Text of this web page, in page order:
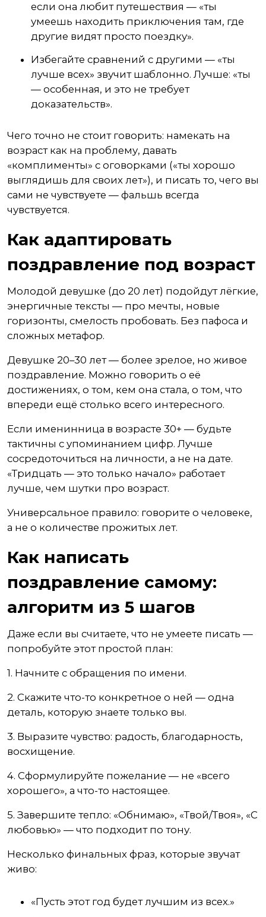
если она любит путешествия — «ты
умеешь находить приключения там, где
другие видят просто поездку».
Избегайте сравнений с другими — «ты
лучше всех» звучит шаблонно. Лучше: «ты
— особенная, и это не требует
доказательств».
Чего точно не стоит говорить: намекать на
возраст как на проблему, давать
«комплименты» с оговорками («ты хорошо
выглядишь для своих лет»), и писать то, чего вы
сами не чувствуете — фальшь всегда
чувствуется.
Как адаптировать
поздравление под возраст
Молодой девушке (до 20 лет) подойдут лёгкие,
энергичные тексты — про мечты, новые
горизонты, смелость пробовать. Без пафоса и
сложных метафор.
Девушке 20–30 лет — более зрелое, но живое
поздравление. Можно говорить о её
достижениях, о том, кем она стала, о том, что
впереди ещё столько всего интересного.
Если именинница в возрасте 30+ — будьте
тактичны с упоминанием цифр. Лучше
сосредоточиться на личности, а не на дате.
«Тридцать — это только начало» работает
лучше, чем шутки про возраст.
Универсальное правило: говорите о человеке,
а не о количестве прожитых лет.
Как написать
поздравление самому:
алгоритм из 5 шагов
Даже если вы считаете, что не умеете писать —
попробуйте этот простой план:
1. Начните с обращения по имени.
2. Скажите что-то конкретное о ней — одна
деталь, которую знаете только вы.
3. Выразите чувство: радость, благодарность,
восхищение.
4. Сформулируйте пожелание — не «всего
хорошего», а что-то настоящее.
5. Завершите тепло: «Обнимаю», «Твой/Твоя», «С
любовью» — что подходит по тону.
Несколько финальных фраз, которые звучат
живо:
«Пусть этот год будет лучшим из всех.»